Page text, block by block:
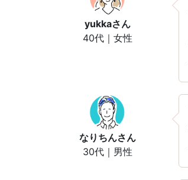
yukkaさん
40代｜女性
なりちんさん
30代｜男性